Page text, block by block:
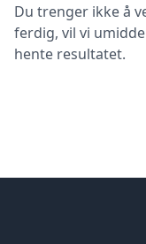
Du trenger ikke å
ferdig, vil vi
hente resultatet.